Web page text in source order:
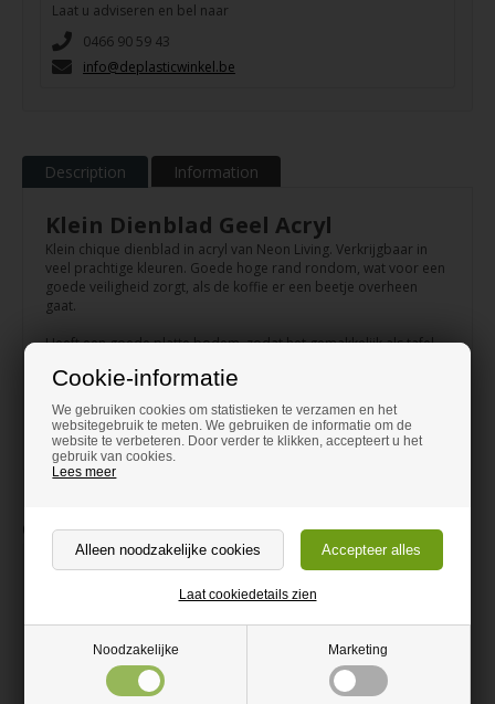
Cookie-informatie
We gebruiken cookies om statistieken te verzamen en het
websitegebruik te meten. We gebruiken de informatie om de
website te verbeteren. Door verder te klikken, accepteert u het
gebruik van cookies.
Lees meer
Noodzakelijke Marketing
Laat cookiedetails zien
Laat u adviseren en bel naar
0466 90 59 43
info@deplasticwinkel.be
Description Information
Klein Dienblad Geel Acryl
Klein chique dienblad in acryl van Neon Living. Verkrijgbaar in
veel prachtige kleuren. Goede hoge rand rondom, wat voor een
goede veiligheid zorgt, als de koffie er een beetje overheen
gaat.
Heeft een goede platte bodem, zodat het gemakkelijk als tafel
kandelaars en andere decoraties.Makkelijk schoon te maken
Randhoogte 5cm, Breedte 22cm, Lengte 31cm
Gerelateerde waren